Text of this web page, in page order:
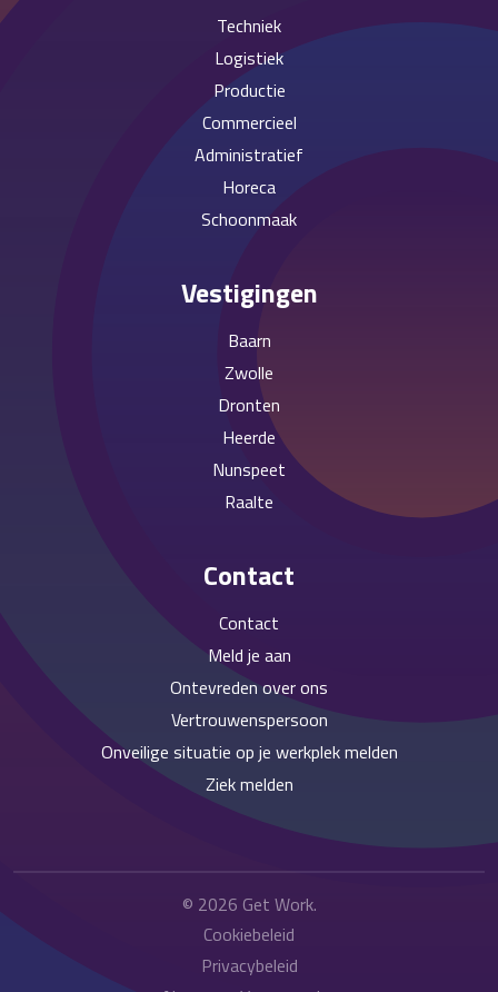
Techniek
Logistiek
Productie
Commercieel
Administratief
Horeca
Schoonmaak
Vestigingen
Baarn
Zwolle
Dronten
Heerde
Nunspeet
Raalte
Contact
Contact
Meld je aan
Ontevreden over ons
Vertrouwenspersoon
Onveilige situatie op je werkplek melden
Ziek melden
© 2026 Get Work.
Cookiebeleid
Privacybeleid